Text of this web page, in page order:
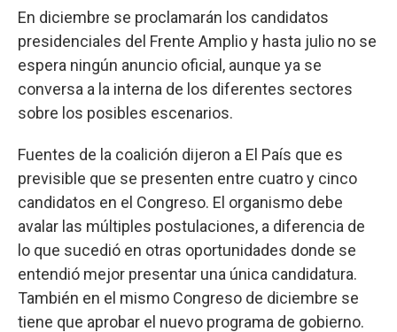
En diciembre se proclamarán los candidatos
presidenciales del Frente Amplio y hasta julio no se
espera ningún anuncio oficial, aunque ya se
conversa a la interna de los diferentes sectores
sobre los posibles escenarios.
Fuentes de la coalición dijeron a El País que es
previsible que se presenten entre cuatro y cinco
candidatos en el Congreso. El organismo debe
avalar las múltiples postulaciones, a diferencia de
lo que sucedió en otras oportunidades donde se
entendió mejor presentar una única candidatura.
También en el mismo Congreso de diciembre se
tiene que aprobar el nuevo programa de gobierno.